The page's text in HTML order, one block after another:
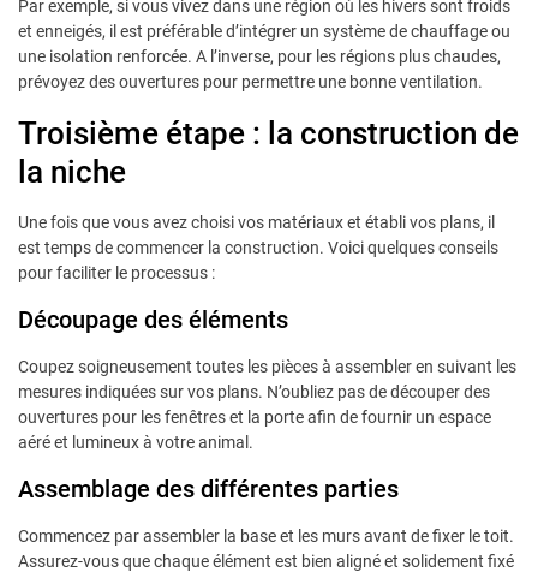
Par exemple, si vous vivez dans une région où les hivers sont froids
et enneigés, il est préférable d’intégrer un système de chauffage ou
une isolation renforcée. A l’inverse, pour les régions plus chaudes,
prévoyez des ouvertures pour permettre une bonne ventilation.
Troisième étape : la construction de
la niche
Une fois que vous avez choisi vos matériaux et établi vos plans, il
est temps de commencer la construction. Voici quelques conseils
pour faciliter le processus :
Découpage des éléments
Coupez soigneusement toutes les pièces à assembler en suivant les
mesures indiquées sur vos plans. N’oubliez pas de découper des
ouvertures pour les fenêtres et la porte afin de fournir un espace
aéré et lumineux à votre animal.
Assemblage des différentes parties
Commencez par assembler la base et les murs avant de fixer le toit.
Assurez-vous que chaque élément est bien aligné et solidement fixé